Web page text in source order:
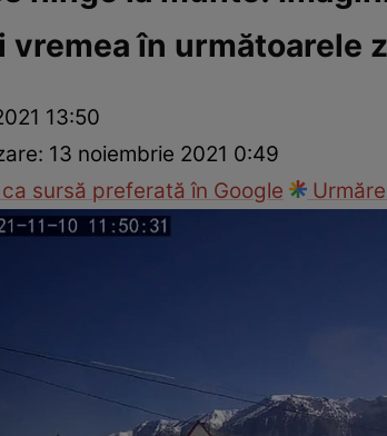
diversTehnologieNaționalSport
vremea în următoarele
13:50
13 noiembrie 2021 0:49
sursă preferată în Google